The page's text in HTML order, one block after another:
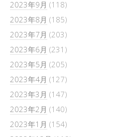
2023年9月 (118)
2023年8月 (185)
2023年7月 (203)
2023年6月 (231)
2023年5月 (205)
2023年4月 (127)
2023年3月 (147)
2023年2月 (140)
2023年1月 (154)